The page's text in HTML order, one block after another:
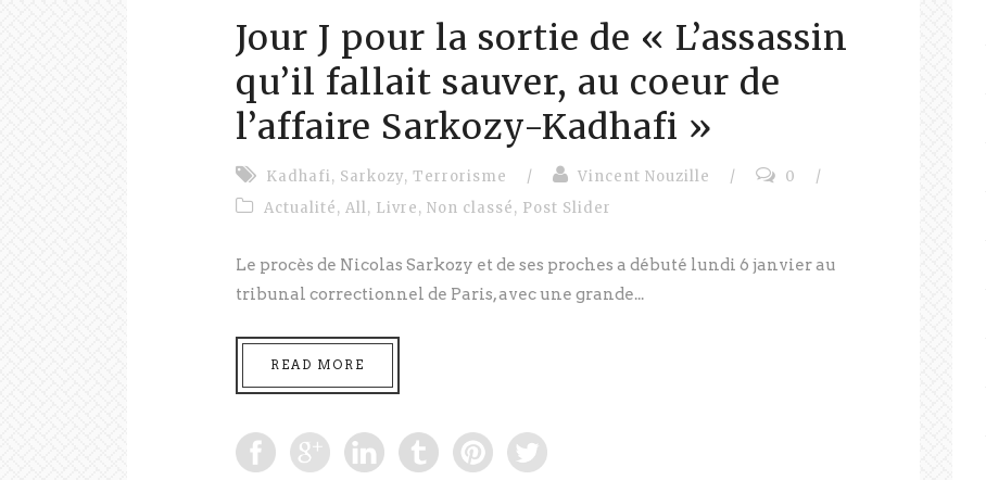
Jour J pour la sortie de « L’assassin
qu’il fallait sauver, au coeur de
l’affaire Sarkozy-Kadhafi »
Kadhafi, Sarkozy, Terrorisme / Vincent Nouzille / 0
/
Actualité, All, Livre, Non classé, Post Slider
Le procès de Nicolas Sarkozy et de ses proches a débuté lundi 6 janvier au
tribunal correctionnel de Paris, avec une grande...
READ MORE